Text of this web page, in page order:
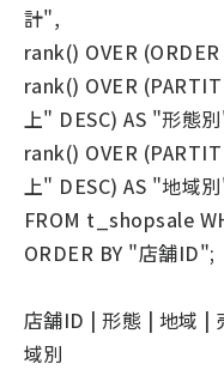
計",
rank() OVER
rank() OVER
上" DESC) AS "形態
rank() OVER
上" DESC) AS "地域
FROM t_shopsale
ORDER BY "店舗ID";
店舗ID | 形態 | 地域 |
域別